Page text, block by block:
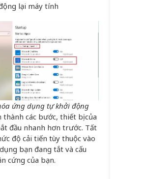
lại máy tính
ứng dụng tự khởi động
thành các bước, thiết bị của
đầu nhanh hơn trước. Tất
độ cải tiến tùy thuộc vào
bạn đang tắt và cấu
cứng của bạn.